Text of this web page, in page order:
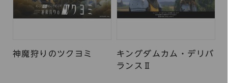
神魔狩りのツクヨミ
キングダムカム・デリバ
ランスⅡ